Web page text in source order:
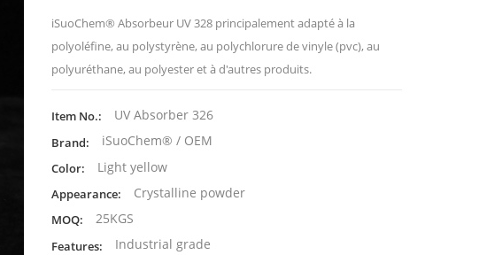
iSuoChem® Absorbeur UV 328 principalement adapté à la
polyoléfine, au polystyrène, au polychlorure de vinyle (pvc), au
polyuréthane, au polyester et à d'autres produits.
Item No.: UV Absorber 326
Brand: iSuoChem® / OEM
Color: Light yellow
Appearance: Crystalline powder
MOQ: 25KGS
Features: Industrial grade